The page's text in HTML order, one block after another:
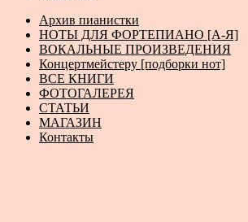
Архив пианистки
НОТЫ ДЛЯ ФОРТЕПИАНО [А-Я]
ВОКАЛЬНЫЕ ПРОИЗВЕДЕНИЯ
Концертмейстеру [подборки нот]
ВСЕ КНИГИ
ФОТОГАЛЕРЕЯ
СТАТЬИ
МАГАЗИН
Контакты